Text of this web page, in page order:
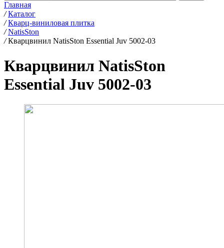
Главная
/ Каталог
/ Кварц-виниловая плитка
/ NatisSton
/ Кварцвинил NatisSton Essential Juv 5002-03
Кварцвинил NatisSton
Essential Juv 5002-03